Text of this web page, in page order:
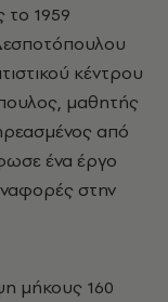
1959
κέντρου
μαθητής
από
ένα έργο
στην
μήκους 160